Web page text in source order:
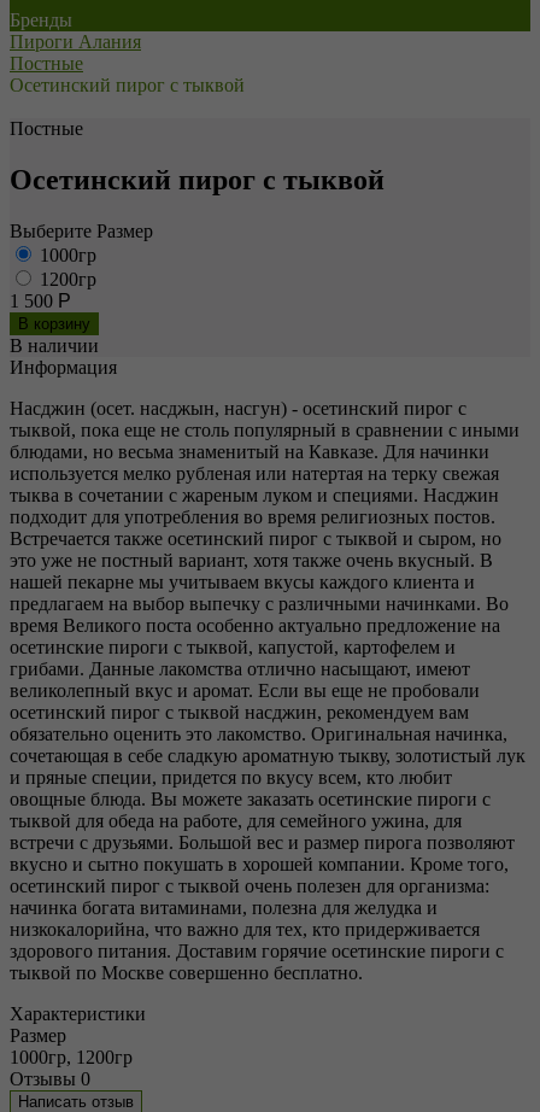
Бренды
Пироги Алания
Постные
Осетинский пирог с тыквой
Постные
Осетинский пирог с тыквой
Выберите Размер
1000гр
1200гр
1 500 Р
В наличии
Информация
Насджин (осет. насджын, насгун) - осетинский пирог с
тыквой, пока еще не столь популярный в сравнении с иными
блюдами, но весьма знаменитый на Кавказе. Для начинки
используется мелко рубленая или натертая на терку свежая
тыква в сочетании с жареным луком и специями. Насджин
подходит для употребления во время религиозных постов.
Встречается также осетинский пирог с тыквой и сыром, но
это уже не постный вариант, хотя также очень вкусный. В
нашей пекарне мы учитываем вкусы каждого клиента и
предлагаем на выбор выпечку с различными начинками. Во
время Великого поста особенно актуально предложение на
осетинские пироги с тыквой, капустой, картофелем и
грибами. Данные лакомства отлично насыщают, имеют
великолепный вкус и аромат. Если вы еще не пробовали
осетинский пирог с тыквой насджин, рекомендуем вам
обязательно оценить это лакомство. Оригинальная начинка,
сочетающая в себе сладкую ароматную тыкву, золотистый лук
и пряные специи, придется по вкусу всем, кто любит
овощные блюда. Вы можете заказать осетинские пироги с
тыквой для обеда на работе, для семейного ужина, для
встречи с друзьями. Большой вес и размер пирога позволяют
вкусно и сытно покушать в хорошей компании. Кроме того,
осетинский пирог с тыквой очень полезен для организма:
начинка богата витаминами, полезна для желудка и
низкокалорийна, что важно для тех, кто придерживается
здорового питания. Доставим горячие осетинские пироги с
тыквой по Москве совершенно бесплатно.
Характеристики
Размер
1000гр, 1200гр
Отзывы 0
Написать отзыв